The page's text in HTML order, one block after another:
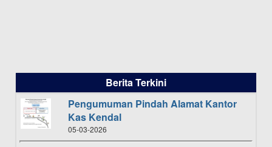
Berita Terkini
Pengumuman Pindah Alamat Kantor
Kas Kendal
05-03-2026